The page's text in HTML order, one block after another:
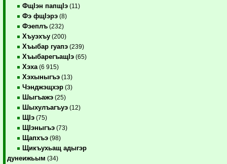
ФщIэн папщIэ (11)
Фэ фщIэрэ (8)
Фэеплъ (232)
Хъуэхъу (200)
Хъыбар гуапэ (239)
ХъыбарегъащIэ (65)
Хэха (6 915)
Хэхыныгъэ (13)
Чэнджэщхэр (3)
Шыгъажэ (25)
Шыхулъагъуэ (12)
ЩIэ (75)
ЩIэныгъэ (73)
Щапхъэ (98)
Щикъухьащ адыгэр
дунеижьым (34)